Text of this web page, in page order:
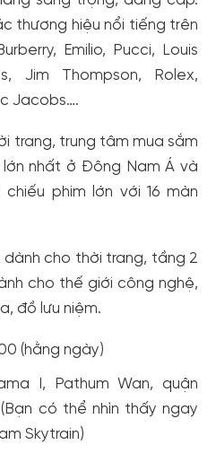
thương hiệu nổi tiếng trên
Emilio, Pucci, Louis
Jim Thompson, Rolex,
Jacobs….
trang, trung tâm mua sắm
nhất ở Đông Nam Á và
phim lớn với 16 màn
dành cho thời trang, tầng 2
cho thế giới công nghệ,
đồ lưu niệm.
(hằng ngày)
I, Pathum Wan, quận
có thể nhìn thấy ngay
Skytrain)